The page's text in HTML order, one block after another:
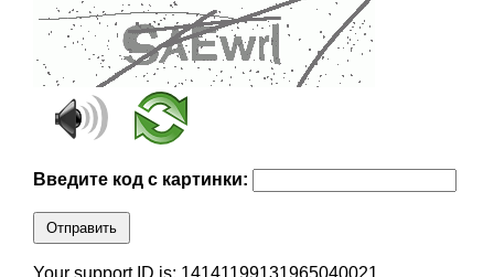
Введите код с картинки:
Отправить